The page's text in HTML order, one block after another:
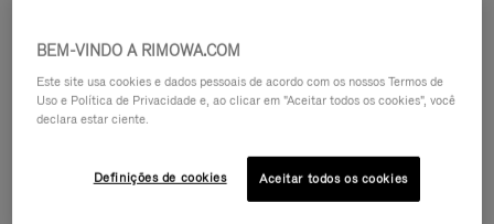
BEM-VINDO A RIMOWA.COM
Este site usa cookies e dados pessoais de acordo com os nossos Termos de
Uso e Política de Privacidade e, ao clicar em "Aceitar todos os cookies", você
declara estar ciente.
Definições de cookies Aceitar todos os cookies